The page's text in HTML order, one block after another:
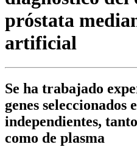
próstata
artificial
Se ha trabajado
genes seleccionados
independientes,
como de plasma